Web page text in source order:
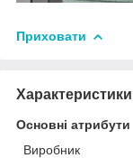
Приховати
Характеристики
Основні атрибути
Виробник